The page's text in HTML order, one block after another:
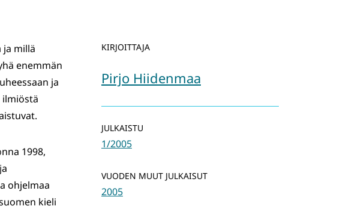
KIRJOITTAJA
Pirjo Hiidenmaa
JULKAISTU
1/2005
VUODEN MUUT JULKAISUT
2005
ja millä
enemmän
ja
1998,
ohjelmaa
kieli